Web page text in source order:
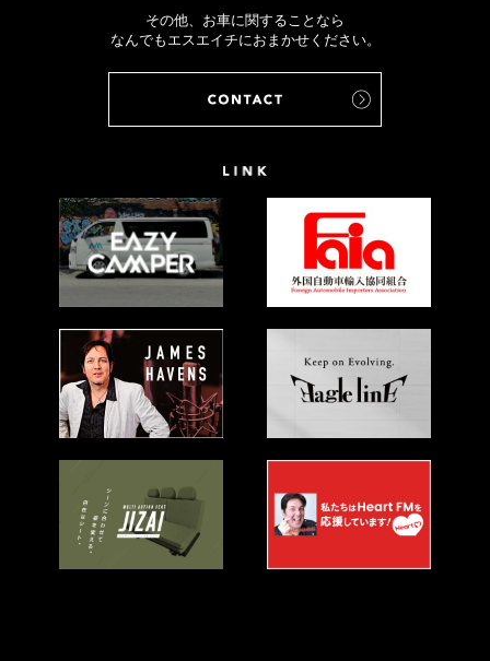
その他、お車に関することなら
なんでもエスエイチにおまかせください。